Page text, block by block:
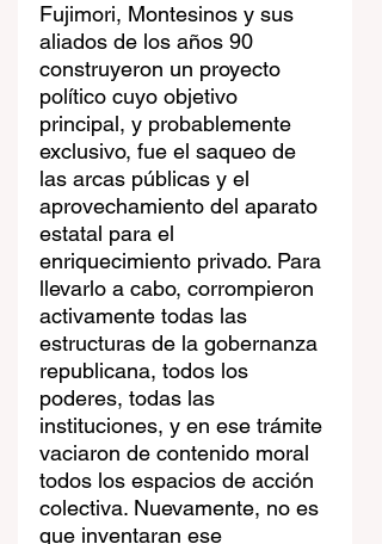
Fujimori, Montesinos y sus
aliados de los años 90
construyeron un proyecto
político cuyo objetivo
principal, y probablemente
exclusivo, fue el saqueo de
las arcas públicas y el
aprovechamiento del aparato
estatal para el
enriquecimiento privado. Para
llevarlo a cabo, corrompieron
activamente todas las
estructuras de la gobernanza
republicana, todos los
poderes, todas las
instituciones, y en ese trámite
vaciaron de contenido moral
todos los espacios de acción
colectiva. Nuevamente, no es
que inventaran ese